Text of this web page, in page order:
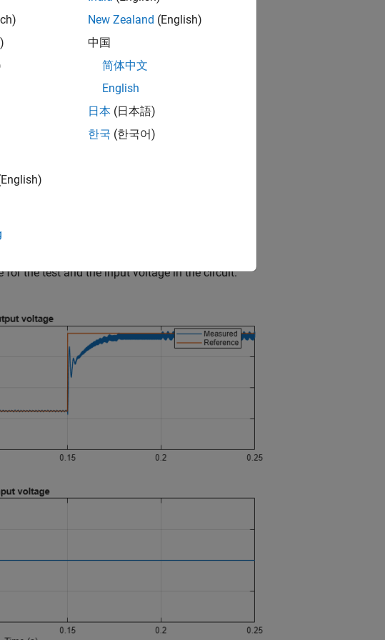
for the test and the input voltage in the circuit.
New Zealand (English)
中国
简体中文
English
日本 (日本語)
한국 (한국어)